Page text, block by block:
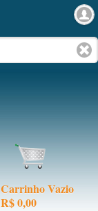
Carrinho Vazio
R$ 0,00